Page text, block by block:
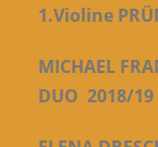
1.Violine
MICHAEL
DUO 2018/19